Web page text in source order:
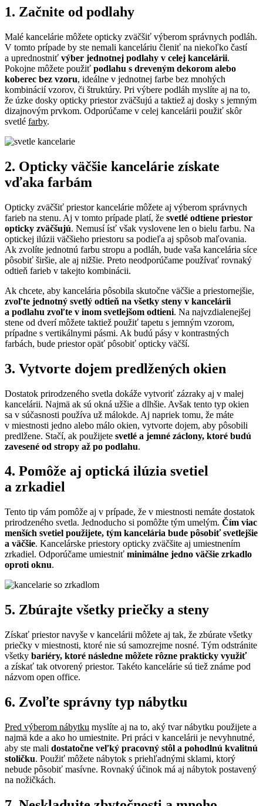
1. Začnite od podlahy
Malé kancelárie môžete opticky zväčšiť výberom správnych podláh.
V tomto prípade by ste nemali kanceláriu členiť na niekoľko častí
a uprednostniť výber jednotnej podlahy v celej kancelárii.
Pokojne môžete použiť podlahu s dreveným dekorom alebo
koberec bez vzoru, ideálne v jednotnej farbe bez mnohých
kombinácií vzorov, či štruktúry. Pri výbere podláh myslíte aj na to,
že úzke dosky opticky priestor zväčšujú a taktiež aj dosky s jemným
dizajnovým prvkom. Odporúčame v celej kancelárii použiť skôr
svetlé farby.
2. Opticky väčšie kancelárie získate
vďaka farbám
Opticky zväčšiť priestor kancelárie môžete aj výberom správnych
farieb na stenu. Aj v tomto prípade platí, že svetlé odtiene priestor
opticky zväčšujú. Nemusí ísť však vyslovene len o bielu farbu. Na
optickej ilúzii väčšieho priestoru sa podieľa aj spôsob maľovania.
Ak zvolíte jednotnú farbu stropu a podláh, bude vaša kancelária síce
pôsobiť širšie, ale aj nižšie. Preto neodporúčame používať rovnaký
odtieň farieb v takejto kombinácii.
Ak chcete, aby kancelária pôsobila skutočne väčšie a priestornejšie,
zvoľte jednotný svetlý odtieň na všetky steny v kancelárii
a podlahu zvoľte v inom svetlejšom odtieni. Na najvzdialenejšej
stene od dverí môžete taktiež použiť tapetu s jemným vzorom,
prípadne s vertikálnymi pásmi. Ak budú pásy v kontrastných
farbách, bude priestor opäť pôsobiť opticky väčší.
3. Vytvorte dojem predlžených okien
Dostatok prirodzeného svetla dokáže vytvoriť zázraky aj v malej
kancelárii. Najmä ak sú okná užšie a dlhšie. Avšak tento typ okien
sa v súčasnosti používa už málokde. Aj napriek tomu, že máte
v miestnosti jedno alebo málo okien, vytvorte dojem, aby pôsobili
predlžene. Stačí, ak použijete svetlé a jemné záclony, ktoré budú
zavesené od stropy až po podlahu.
4. Pomôže aj optická ilúzia svetiel
a zrkadiel
Tento tip vám pomôže aj v prípade, že v miestnosti nemáte dostatok
prirodzeného svetla. Jednoducho si pomôžte tým umelým. Čím viac
menších svetiel použijete, tým kancelária bude pôsobiť svetlejšie
a väčšie. Kancelárske priestory opticky zväčšite aj umiestnením
zrkadiel. Odporúčame umiestniť minimálne jedno väčšie zrkadlo
oproti oknu.
5. Zbúrajte všetky priečky a steny
Získať priestor navyše v kancelárii môžete aj tak, že zbúrate všetky
priečky v miestnosti, ktoré nie sú samozrejme nosné. Tým odstránite
všetky bariéry, ktoré následne môžete rôzne prakticky využiť
a získať tak otvorený priestor. Takéto kancelárie sú tiež známe pod
názvom open office.
6. Zvoľte správny typ nábytku
Pred výberom nábytku myslíte aj na to, aký tvar nábytku použijete a
najmä kde a ako ho umiestnite. Pri práci v kancelárii je nevyhnutné,
aby ste mali dostatočne veľký pracovný stôl a pohodlnú kvalitnú
stoličku. Použiť môžete nábytok s priehľadnými sklami, ktorý
nebude pôsobiť masívne. Rovnaký účinok má aj nábytok postavený
na nožičkách.